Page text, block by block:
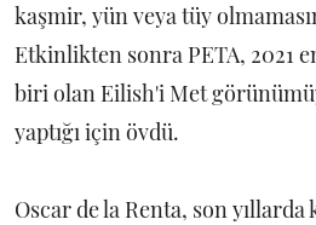
kaşmir, yün veya tüy
Etkinlikten sonra PETA, 2021
biri olan Eilish'i Met
yaptığı için övdü.
Oscar de la Renta, son yıllarda